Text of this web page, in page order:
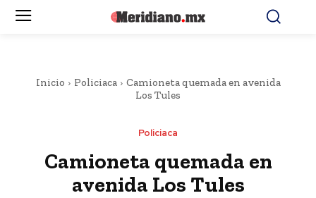
Inicio Policiaca
Camioneta quemada en avenida
Los Tules
Policiaca
Camioneta quemada en
avenida Los Tules